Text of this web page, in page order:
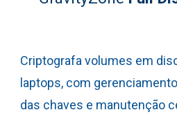
Criptografa volumes em
laptops, com
das chaves e manutenção